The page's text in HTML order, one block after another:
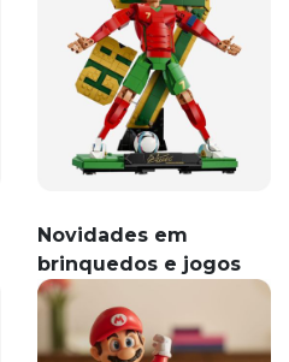
Novidades em
brinquedos e jogos